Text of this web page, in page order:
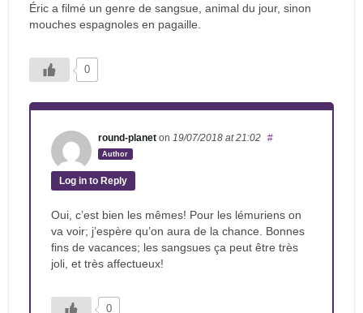
Éric a filmé un genre de sangsue, animal du jour, sinon
mouches espagnoles en pagaille.
0
round-planet on 19/07/2018 at 21:02
Author
#
Log in to Reply
Oui, c’est bien les mêmes! Pour les lémuriens on
va voir; j’espère qu’on aura de la chance. Bonnes
fins de vacances; les sangsues ça peut être très
joli, et très affectueux!
0